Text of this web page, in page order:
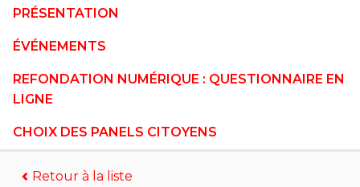
PRÉSENTATION
ÉVÉNEMENTS
REFONDATION NUMÉRIQUE : QUESTIONNAIRE EN
LIGNE
CHOIX DES PANELS CITOYENS
Retour à la liste